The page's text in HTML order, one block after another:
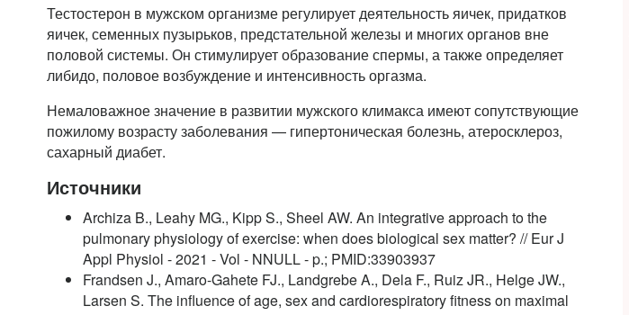
Тестостерон в мужском организме регулирует деятельность яичек, придатков
яичек, семенных пузырьков, предстательной железы и многих органов вне
половой системы. Он стимулирует образование спермы, а также определяет
либидо, половое возбуждение и интенсивность оргазма.
Немаловажное значение в развитии мужского климакса имеют сопутствующие
пожилому возрасту заболевания — гипертоническая болезнь, атеросклероз,
сахарный диабет.
Источники
Archiza B., Leahy MG., Kipp S., Sheel AW. An integrative approach to the
pulmonary physiology of exercise: when does biological sex matter? // Eur J
Appl Physiol - 2021 - Vol - NNULL - p.; PMID:33903937
Frandsen J., Amaro-Gahete FJ., Landgrebe A., Dela F., Ruiz JR., Helge JW.,
Larsen S. The influence of age, sex and cardiorespiratory fitness on maximal